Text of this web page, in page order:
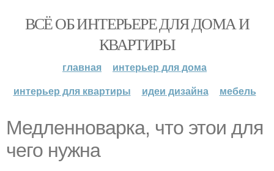
ВСЁ ОБ ИНТЕРЬЕРЕ ДЛЯ ДОМА И
КВАРТИРЫ
главная
интерьер для дома
интерьер для квартиры
идеи дизайна мебель
Медленноварка, что этои для
чего нужна